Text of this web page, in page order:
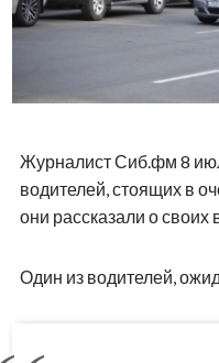
Журналист Сиб.фм 8
водителей, стоящих в
они рассказали о своих
Один из водителей,